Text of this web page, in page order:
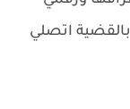
اتصلي